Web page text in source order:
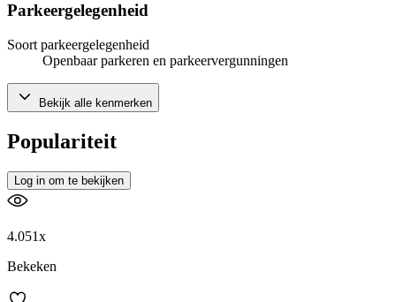
Parkeergelegenheid
Soort parkeergelegenheid
Openbaar parkeren en parkeervergunningen
Bekijk alle kenmerken
Populariteit
Log in om te bekijken
4.051x
Bekeken